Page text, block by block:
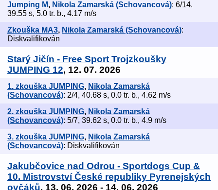
Jumping M, Nikola Zamarská (Schovancová): 6/14,
39.55 s, 5.0 tr. b., 4.17 m/s
Zkouška MA3, Nikola Zamarská (Schovancová):
Diskvalifikován
Starý Jičín - Free Sport Trojzkoušky
JUMPING 12, 12. 07. 2026
1. zkouška JUMPING, Nikola Zamarská
(Schovancová): 2/4, 40.68 s, 0.0 tr. b., 4.62 m/s
2. zkouška JUMPING, Nikola Zamarská
(Schovancová): 5/7, 39.62 s, 0.0 tr. b., 4.9 m/s
3. zkouška JUMPING, Nikola Zamarská
(Schovancová): Diskvalifikován
Jakubčovice nad Odrou - Sportdogs Cup &
10. Mistrovství České republiky Pyrenejských
ovčáků, 13. 06. 2026 - 14. 06. 2026